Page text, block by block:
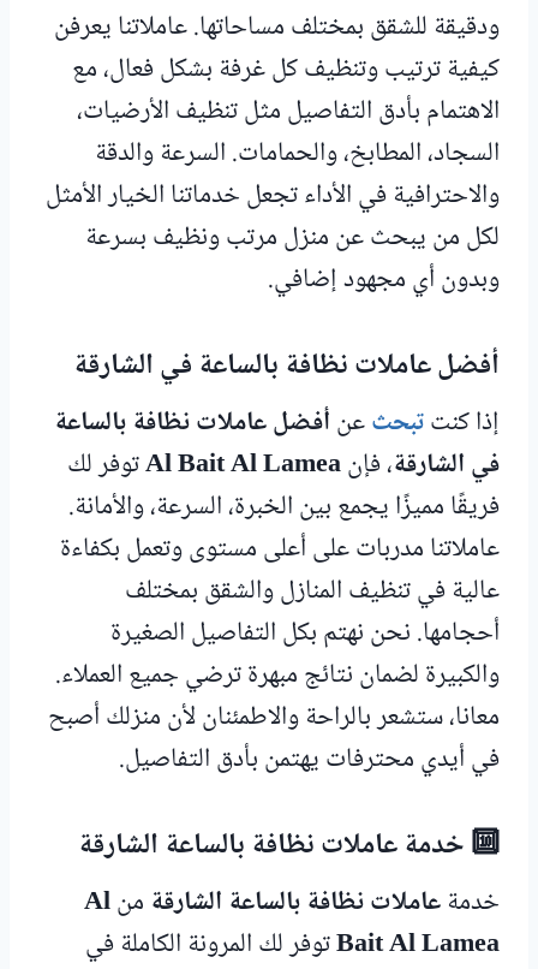
ودقيقة للشقق بمختلف مساحاتها. عاملاتنا يعرفن
كيفية ترتيب وتنظيف كل غرفة بشكل فعال، مع
الاهتمام بأدق التفاصيل مثل تنظيف الأرضيات،
السجاد، المطابخ، والحمامات. السرعة والدقة
والاحترافية في الأداء تجعل خدماتنا الخيار الأمثل
لكل من يبحث عن منزل مرتب ونظيف بسرعة
وبدون أي مجهود إضافي.
أفضل عاملات نظافة بالساعة في الشارقة
إذا كنتتبحثعنأفضل عاملات نظافة بالساعة
في الشارقة، فإنAl Bait Al Lameaتوفر لك
فريقًا مميزًا يجمع بين الخبرة، السرعة، والأمانة.
عاملاتنا مدربات على أعلى مستوى وتعمل بكفاءة
عالية في تنظيف المنازل والشقق بمختلف
أحجامها. نحن نهتم بكل التفاصيل الصغيرة
والكبيرة لضمان نتائج مبهرة ترضي جميع العملاء.
معانا، ستشعر بالراحة والاطمئنان لأن منزلك أصبح
في أيدي محترفات يهتمن بأدق التفاصيل.
🔟 خدمة عاملات نظافة بالساعة الشارقة
خدمةعاملات نظافة بالساعة الشارقة منAl
Bait Al Lameaتوفر لك المرونة الكاملة في